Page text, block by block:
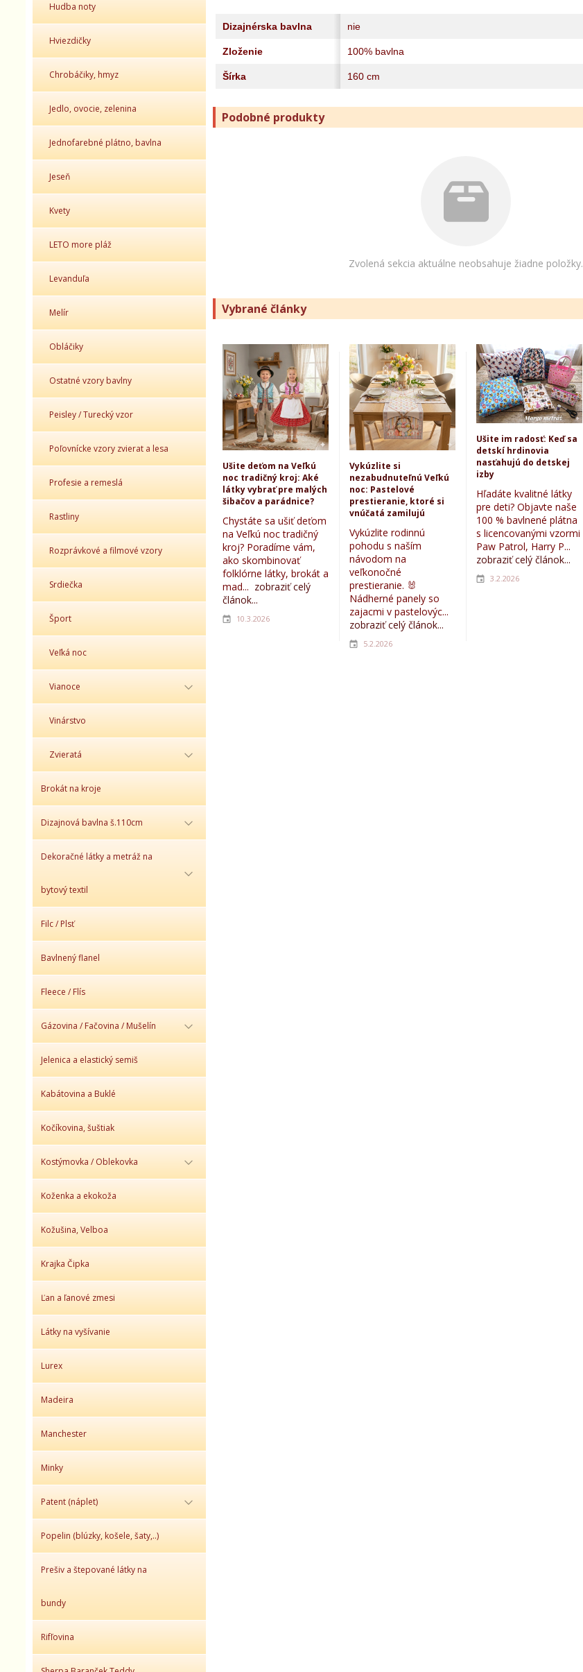
Hudba noty
Hviezdičky
Chrobáčiky, hmyz
Jedlo, ovocie, zelenina
Jednofarebné plátno, bavlna
Jeseň
Kvety
LETO more pláž
Levanduľa
Melír
Obláčiky
Ostatné vzory bavlny
Peisley / Turecký vzor
Poľovnícke vzory zvierat a lesa
Profesie a remeslá
Rastliny
Rozprávkové a filmové vzory
Srdiečka
Šport
Veľká noc
Vianoce
Vinárstvo
Zvieratá
Brokát na kroje
Dizajnová bavlna š.110cm
Dekoračné látky a metráž na
bytový textil
Filc / Plsť
Bavlnený flanel
Fleece / Flís
Gázovina / Fačovina / Mušelín
Jelenica a elastický semiš
Kabátovina a Buklé
Kočíkovina, šuštiak
Kostýmovka / Oblekovka
Koženka a ekokoža
Kožušina, Velboa
Krajka Čipka
Ľan a ľanové zmesi
Látky na vyšívanie
Lurex
Madeira
Manchester
Minky
Patent (náplet)
Popelin (blúzky, košele, šaty,..)
Prešiv a štepované látky na
bundy
Rifľovina
Dizajnérska bavlna nie
Zloženie 100% bavlna
Šírka 160 cm
Podobné produkty
Zvolená sekcia aktuálne neobsahuje žiadne položky.
Vybrané články
Ušite deťom na Veľkú
noc tradičný kroj: Aké
látky vybrať pre malých
šibačov a parádnice?
Chystáte sa ušiť deťom
na Veľkú noc tradičný
kroj? Poradíme vám,
ako skombinovať
folklórne látky, brokát a
mad... zobraziť celý
článok...
10.3.2026
Vykúzlite si
nezabudnuteľnú Veľkú
noc: Pastelové
prestieranie, ktoré si
vnúčatá zamilujú
Vykúzlite rodinnú
pohodu s naším
návodom na
veľkonočné
prestieranie. 🐰
Nádherné panely so
zajacmi v pastelovýc...
zobraziť celý článok...
5.2.2026
Ušite im radosť: Keď sa
detskí hrdinovia
nasťahujú do detskej
izby
Hľadáte kvalitné látky
pre deti? Objavte naše
100 % bavlnené plátna
s licencovanými vzormi
Paw Patrol, Harry P...
zobraziť celý článok...
3.2.2026